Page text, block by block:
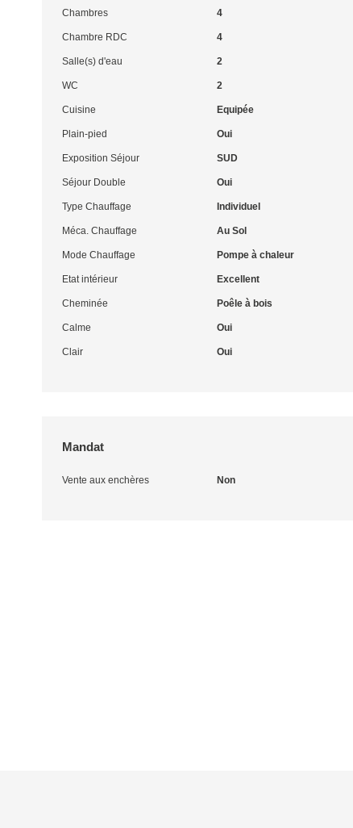
Chambres 4
Chambre RDC 4
Salle(s) d'eau 2
WC 2
Cuisine Equipée
Plain-pied Oui
Exposition Séjour SUD
Séjour Double Oui
Type Chauffage Individuel
Méca. Chauffage Au Sol
Mode Chauffage Pompe à chaleur
Etat intérieur Excellent
Cheminée Poêle à bois
Calme Oui
Clair Oui
Mandat
Vente aux enchères Non